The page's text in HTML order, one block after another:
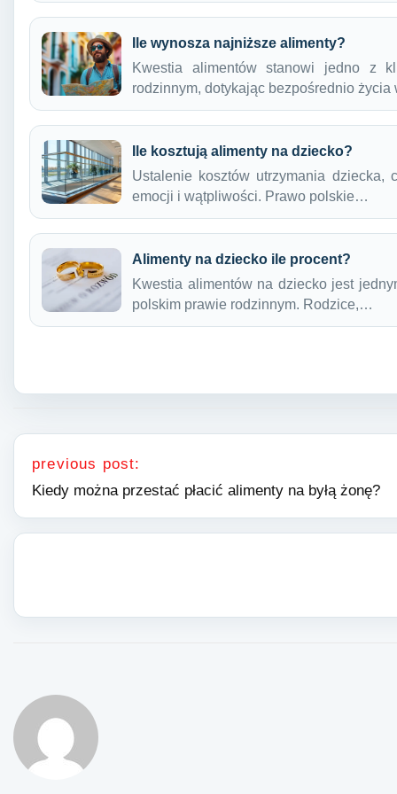
Ile wynosza najniższe alimenty?
Kwestia alimentów stanowi jedno z
rodzinnym, dotykając bezpośrednio
Ile kosztują alimenty na dziecko?
Ustalenie kosztów utrzymania dziecka,
emocji i wątpliwości. Prawo polskie…
Alimenty na dziecko ile procent?
Kwestia alimentów na dziecko jest
polskim prawie rodzinnym. Rodzice,…
Nawigacja wpisu
previous post:
Kiedy można przestać płacić alimenty na byłą żonę?